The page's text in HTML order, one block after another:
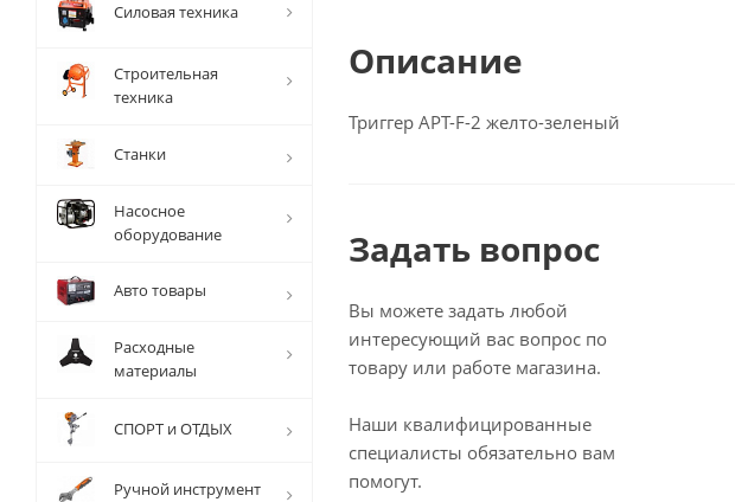
Описание
Триггер APT-F-2 желто-зеленый
Задать вопрос
Вы можете задать любой
интересующий вас вопрос по
товару или работе магазина.
Наши квалифицированные
специалисты обязательно вам
помогут.
Силовая техника
Строительная
техника
Станки
Насосное
оборудование
Авто товары
Расходные
материалы
СПОРТ и ОТДЫХ
Ручной инструмент